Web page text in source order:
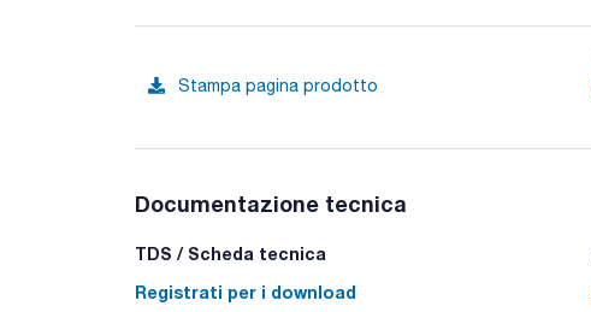
Stampa pagina prodotto
Documentazione tecnica
TDS / Scheda tecnica
Registrati per i download